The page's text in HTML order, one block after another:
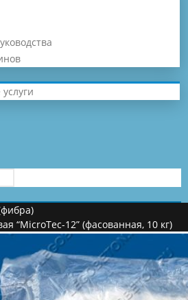
“MicroTec-12” (фасованная, 10 кг)